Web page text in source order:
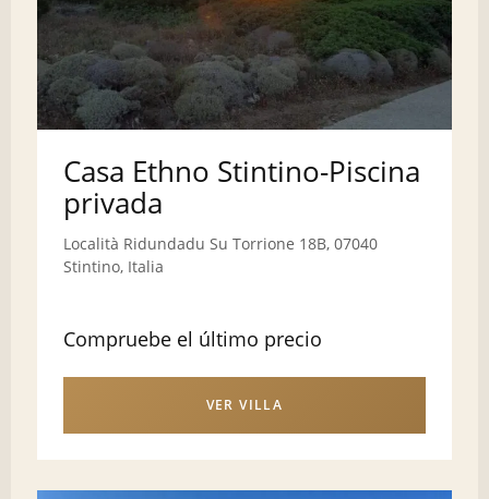
Casa Ethno Stintino-Piscina
privada
Località Ridundadu Su Torrione 18B, 07040
Stintino, Italia
Compruebe el último precio
VER VILLA